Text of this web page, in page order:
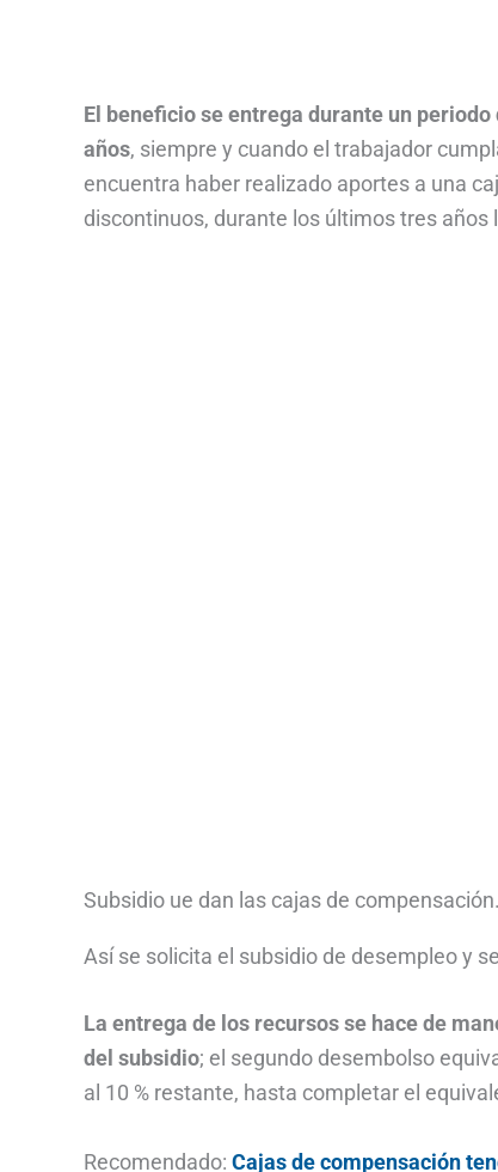
El beneficio se entrega durante un
años, siempre y cuando el trabajador
encuentra haber realizado aportes a una
discontinuos, durante los últimos tres años
Subsidio ue dan las cajas de
Así se solicita el subsidio de desempleo y
La entrega de los recursos se hace de
del subsidio; el segundo desembolso
al 10 % restante, hasta completar el
Recomendado: Cajas de compensación